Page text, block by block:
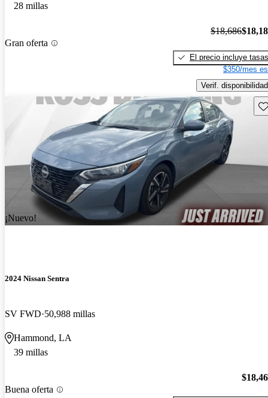
28 millas
Gran oferta
$18,686
El precio incluye tasas
$350/mes
Verif. disponibilidad
¡Nuevo!
2024 Nissan Sentra
SV FWD 50,988 millas
Hammond, LA
39 millas
Buena oferta